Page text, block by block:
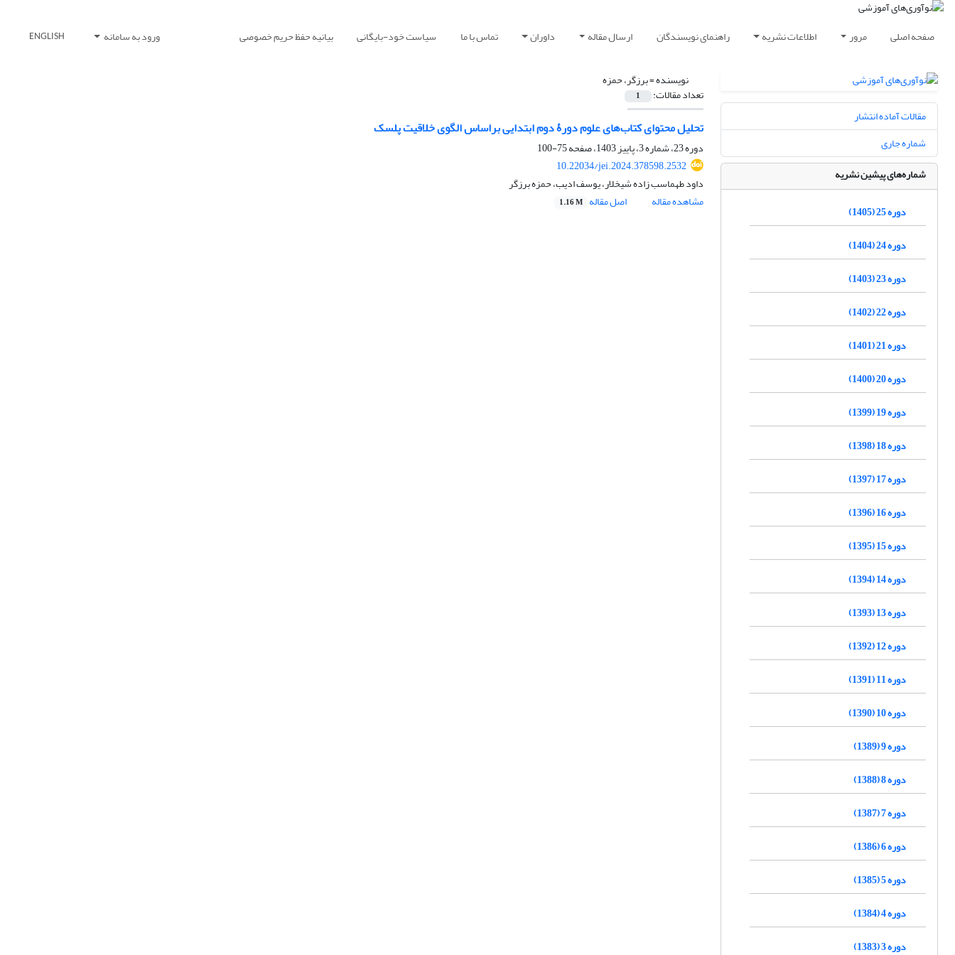
صفحه اصلی مرور اطلاعات نشریه راهنمای نویسندگان ارسال مقاله داوران تماس با ما سیاست خود-بایگانی بیانیه حفظ حریم خصوصی ورود به سامانه ENGLISH
نویسنده =برزگر، حمزه
تعداد مقالات: 1
تحلیل محتوای کتاب‌های علوم دورۀ دوم ابتدایی براساس الگوی خلاقیت پلسک
دوره 23، شماره 3، پاییز 1403، صفحه
75-100
10.22034/jei.2024.378598.2532
داود طهماسب زاده شیخلار، یوسف ادیب، حمزه برزگر
مشاهده مقاله
اصل مقاله 1.16 M
مقالات آماده انتشار
شماره جاری
شماره‌های پیشین نشریه
دوره 25 (1405)
دوره 24 (1404)
دوره 23 (1403)
دوره 22 (1402)
دوره 21 (1401)
دوره 20 (1400)
دوره 19 (1399)
دوره 18 (1398)
دوره 17 (1397)
دوره 16 (1396)
دوره 15 (1395)
دوره 14 (1394)
دوره 13 (1393)
دوره 12 (1392)
دوره 11 (1391)
دوره 10 (1390)
دوره 9 (1389)
دوره 8 (1388)
دوره 7 (1387)
دوره 6 (1386)
دوره 5 (1385)
دوره 4 (1384)
دوره 3 (1383)